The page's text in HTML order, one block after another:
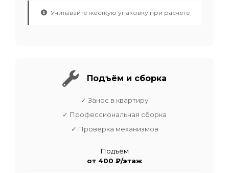
Учитывайте жёсткую упаковку при расчёте
Подъём и сборка
✓ Занос в квартиру
✓ Профессиональная сборка
✓ Проверка механизмов
Подъём
от 400 ₽/этаж